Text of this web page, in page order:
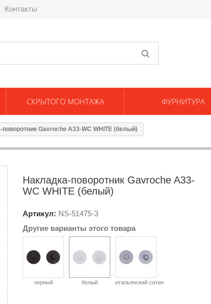
Контакты
СКРЫТОГО МОНТАЖА ФУРНИТУРА
поворотник Gavroche A33-WC WHITE (белый)
Накладка-поворотник Gavroche A33-
WC WHITE (белый)
Артикул: NS-51475-3
Другие варианты этого товара
черный белый итальянский сатин